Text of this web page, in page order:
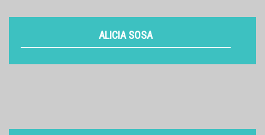
ALICIA SOSA